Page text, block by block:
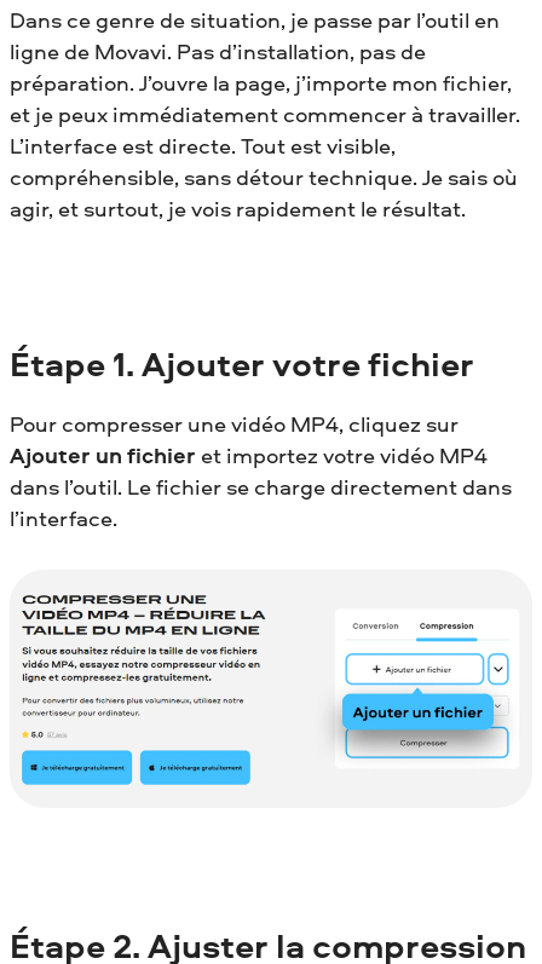
Dans ce genre de situation, je passe par l’outil en
ligne de Movavi. Pas d’installation, pas de
préparation. J’ouvre la page, j’importe mon fichier,
et je peux immédiatement commencer à travailler.
L’interface est directe. Tout est visible,
compréhensible, sans détour technique. Je sais où
agir, et surtout, je vois rapidement le résultat.
Étape 1.Ajouter votre fichier
Pour compresser une vidéo MP4, сliquez sur
Ajouter un fichier et importez votre vidéo MP4
dans l’outil. Le fichier se charge directement dans
l’interface.
Étape 2.Ajuster la compression